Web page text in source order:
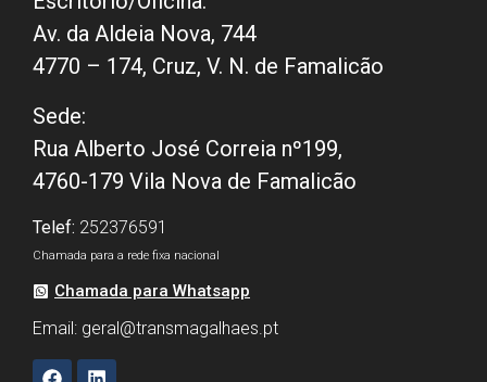
Av. da Aldeia Nova, 744
4770 – 174, Cruz, V. N. de Famalicão
Sede:
Rua Alberto José Correia nº199,
4760-179 Vila Nova de Famalicão
Telef: 252376591
Chamada para a rede fixa nacional
Chamada para Whatsapp
Email: geral@transmagalhaes.pt